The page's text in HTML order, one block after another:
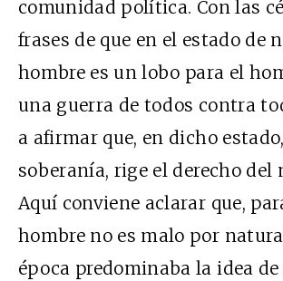
comunidad política. Con las
frases de que en el estado de
hombre es un lobo para el
una guerra de todos contra
a afirmar que, en dicho
soberanía, rige el derecho del
Aquí conviene aclarar que,
hombre no es malo por
época predominaba la idea de